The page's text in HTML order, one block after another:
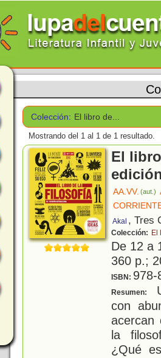
Colección: El libro de...
Mostrando del 1 al 1 de 1 resultado.
El
AA.VV. (aut.)
Akal , Tres
Colección: El
De 12 a
360 p.;
ISBN: 978-
Resumen:
con
acercan
la
¿Qué